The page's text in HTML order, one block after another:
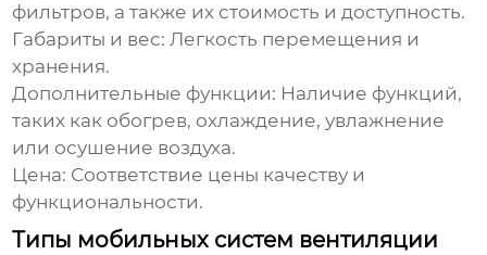
фильтров, а также их стоимость и доступность.
Габариты и вес: Легкость перемещения и
хранения.
Дополнительные функции: Наличие функций,
таких как обогрев, охлаждение, увлажнение
или осушение воздуха.
Цена: Соответствие цены качеству и
функциональности.
Типы мобильных систем вентиляции